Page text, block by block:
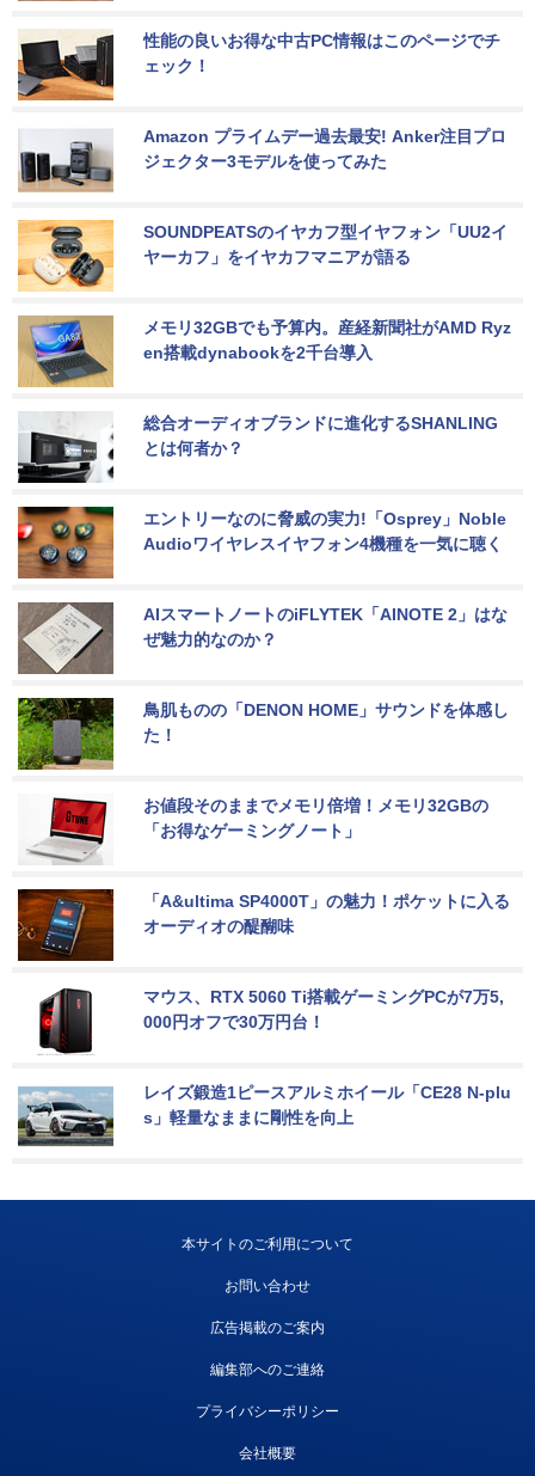
性能の良いお得な中古PC情報はこのページでチ
ェック！
Amazon プライムデー過去最安! Anker注目プロ
ジェクター3モデルを使ってみた
SOUNDPEATSのイヤカフ型イヤフォン「UU2イ
ヤーカフ」をイヤカフマニアが語る
メモリ32GBでも予算内。産経新聞社がAMD Ryz
en搭載dynabookを2千台導入
総合オーディオブランドに進化するSHANLING
とは何者か？
エントリーなのに脅威の実力!「Osprey」Noble
Audioワイヤレスイヤフォン4機種を一気に聴く
AIスマートノートのiFLYTEK「AINOTE 2」はな
ぜ魅力的なのか？
鳥肌ものの「DENON HOME」サウンドを体感し
た！
お値段そのままでメモリ倍増！メモリ32GBの
「お得なゲーミングノート」
「A&ultima SP4000T」の魅力！ポケットに入る
オーディオの醍醐味
マウス、RTX 5060 Ti搭載ゲーミングPCが7万5,
000円オフで30万円台！
レイズ鍛造1ピースアルミホイール「CE28 N-plu
s」軽量なままに剛性を向上
本サイトのご利用について
お問い合わせ
広告掲載のご案内
編集部へのご連絡
プライバシーポリシー
会社概要